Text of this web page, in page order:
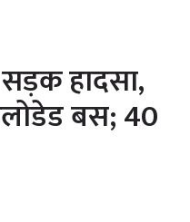
हादसा,
बस; 40